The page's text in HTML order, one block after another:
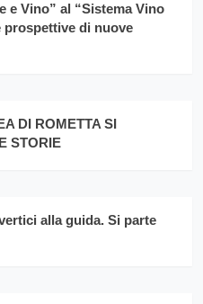
e Vino” al “Sistema Vino
prospettive di nuove
DI ROMETTA SI
STORIE
alla guida. Si parte